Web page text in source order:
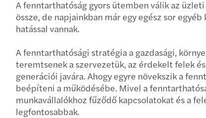
A fenntarthatóság gyors ütemben válik az
össze, de napjainkban már egy egész sor
hatással vannak.
A fenntarthatósági stratégia a gazdasági,
teremtsenek a szervezetük, az érdekelt felek
generációi javára. Ahogy egyre növekszik a
beépíteni a működésébe. Mivel a
munkavállalókhoz fűződő kapcsolatokat és a
legfontosabbak.